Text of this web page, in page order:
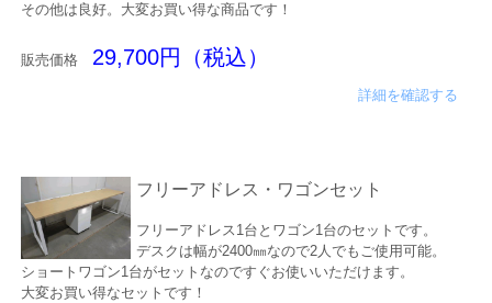
その他は良好。大変お買い得な商品です！
販売価格 29,700円（税込）
詳細を確認する
フリーアドレス・ワゴンセット
フリーアドレス1台とワゴン1台のセットです。
デスクは幅が2400㎜なので2人でもご使用可能。
ショートワゴン1台がセットなのですぐお使いいただけます。
大変お買い得なセットです！